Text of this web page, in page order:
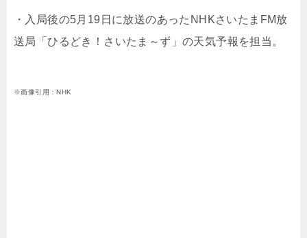
・入局後の5月19日に放送のあったNHKさいたまFM放
送局「ひるどき！さいたま～ず」の天気予報を担当。
※画像引用：NHK